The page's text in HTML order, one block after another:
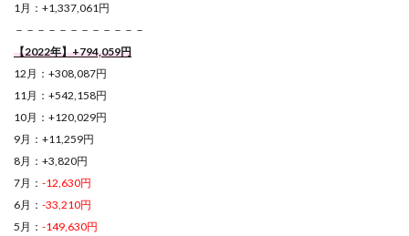
1月：+1,337,061円
－－－－－－－－－－－－
【2022年】+794,059円
12月：+308,087円
11月：+542,158円
10月：+120,029円
9月：+11,259円
8月：+3,820円
7月： -12,630円
6月： -33,210円
5月： -149,630円